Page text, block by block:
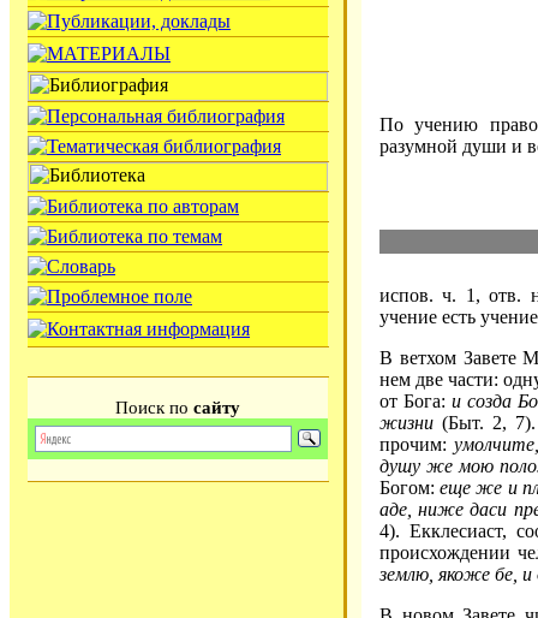
Поиск по сайту
По учению
разумной души и
испов. ч. 1, отв.
учение есть
В ветхом Завете
нем две части:
от Бога: и созда
жизни (Быт. 2,
прочим:
душу же мою
Богом:еще же и
аде, ниже даси
4). Екклесиаст,
происхождении
землю, якоже бе, и